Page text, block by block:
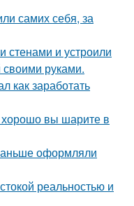
самих себя, за
стенами и устроили
руками.
как заработать
вы шарите в
оформляли
реальностью и